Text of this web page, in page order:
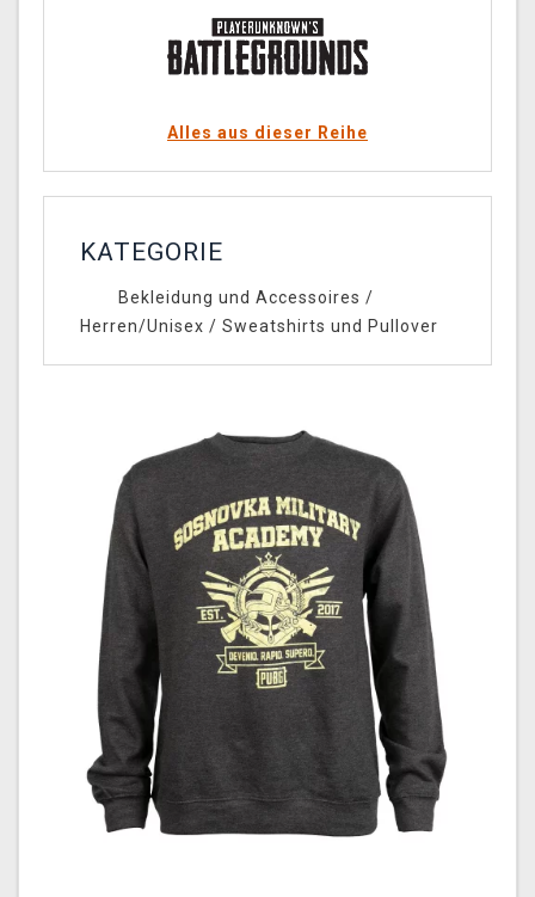
Alles aus dieser Reihe
KATEGORIE
Bekleidung und Accessoires /
Herren/Unisex / Sweatshirts und Pullover